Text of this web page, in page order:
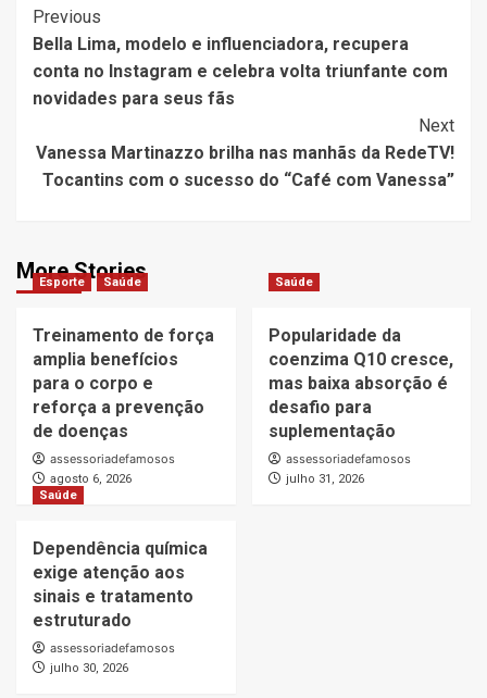
Post
Navigation
Previous
Bella Lima, modelo e influenciadora, recupera
conta no Instagram e celebra volta triunfante com
novidades para seus fãs
Next
Vanessa Martinazzo brilha nas manhãs da RedeTV!
Tocantins com o sucesso do “Café com Vanessa”
More Stories
Esporte Saúde
Treinamento de força
amplia benefícios
para o corpo e
reforça a prevenção
de doenças
assessoriadefamosos
agosto 6, 2026
Saúde
Popularidade da
coenzima Q10 cresce,
mas baixa absorção é
desafio para
suplementação
assessoriadefamosos
julho 31, 2026
Saúde
Dependência química
exige atenção aos
sinais e tratamento
estruturado
assessoriadefamosos
julho 30, 2026